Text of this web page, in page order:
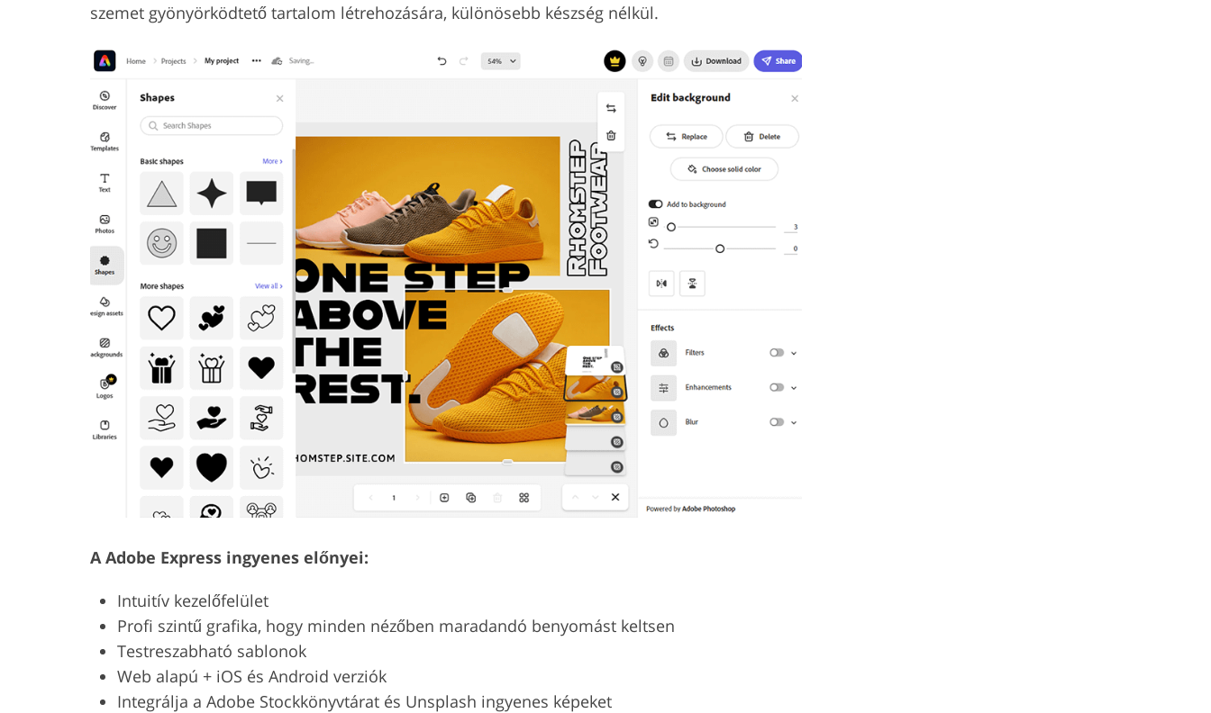
szemet gyönyörködtető tartalom létrehozására, különösebb készség nélkül.
A Adobe Express ingyenes előnyei:
Intuitív kezelőfelület
Profi szintű grafika, hogy minden nézőben maradandó benyomást keltsen
Testreszabható sablonok
Web alapú + iOS és Android verziók
Integrálja a Adobe Stockkönyvtárat és Unsplash ingyenes képeket